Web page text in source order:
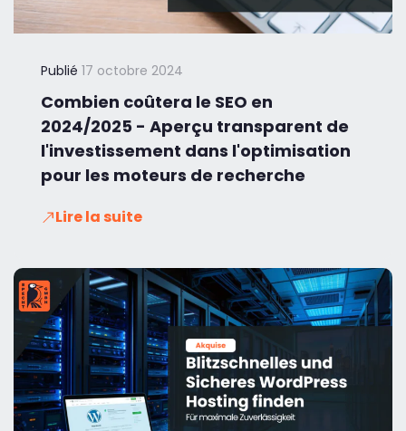
Publié 17 octobre 2024
Combien coûtera le SEO en
2024/2025 - Aperçu transparent de
l'investissement dans l'optimisation
pour les moteurs de recherche
Lire la suite